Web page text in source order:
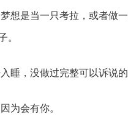
想是当一只考拉，或者做
。
睡，没做过完整可以诉说的
为会有你。